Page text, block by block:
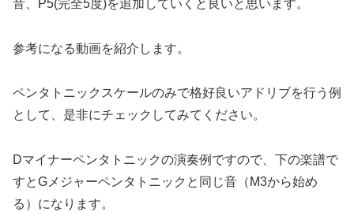
音、P5(完全5度)を追加していくと良いと思います。
参考になる動画を紹介します。
ペンタトニックスケールのみで格好良いアドリブを行う例
として、是非にチェックしてみてください。
Dマイナーペンタトニックの演奏例ですので、下の楽譜で
すとGメジャーペンタトニックと同じ音（M3から始め
る）になります。